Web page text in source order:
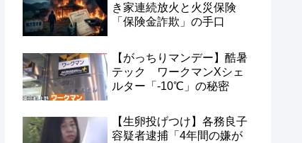
き家連続放火と火災保険
「保険金詐欺」の手口
【がっちりマンデー】酷暑
テック ワークマンXシェ
ルター「-10℃」の秘密
【生卵投げつけ】各務良子
容疑者逮捕「4年間の嫌が